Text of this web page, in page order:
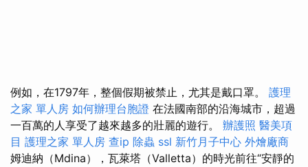
例如，在1797年，整個假期被禁止，尤其是戴口罩。 護理
之家 單人房 如何辦理台胞證 在法國南部的沿海城市，超過
一百萬的人享受了越來越多的壯麗的遊行。 辦護照 醫美項
目 護理之家 單人房 查ip 除蟲 ssl 新竹月子中心 外燴廠商
姆迪納（Mdina），瓦萊塔（Valletta）的時光前往“安靜的